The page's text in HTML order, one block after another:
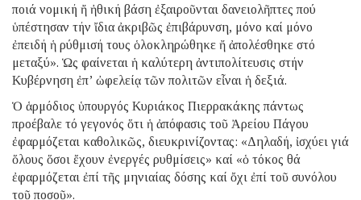
ποιά νομική ἤ ἠθική βάση ἐξαιροῦνται δανειολῆπτες πού
ὑπέστησαν τήν ἴδια ἀκριβῶς ἐπιβάρυνση, μόνο καί μόνο
ἐπειδή ἡ ρύθμισή τους ὁλοκληρώθηκε ἤ ἀπολέσθηκε στό
μεταξύ». Ὡς φαίνεται ἡ καλύτερη ἀντιπολίτευσις στήν
Κυβέρνηση ἐπ’ ὠφελείᾳ τῶν πολιτῶν εἶναι ἡ δεξιά.
Ὁ ἁρμόδιος ὑπουργός Κυριάκος Πιερρακάκης πάντως
προέβαλε τό γεγονός ὅτι ἡ ἀπόφασις τοῦ Ἀρείου Πάγου
ἐφαρμόζεται καθολικῶς, διευκρινίζοντας: «Δηλαδή, ἰσχύει γιά
ὅλους ὅσοι ἔχουν ἐνεργές ρυθμίσεις» καί «ὁ τόκος θά
ἐφαρμόζεται ἐπί τῆς μηνιαίας δόσης καί ὄχι ἐπί τοῦ συνόλου
τοῦ ποσοῦ».